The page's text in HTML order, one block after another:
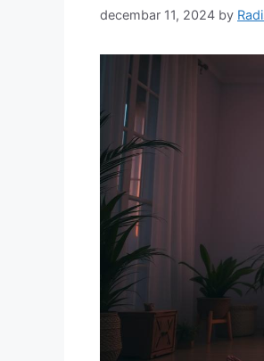
decembar 11, 2024 by